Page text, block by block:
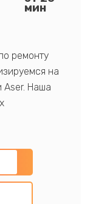
мин
ремонту
на
Aser. Наша
и
ремонт с
а